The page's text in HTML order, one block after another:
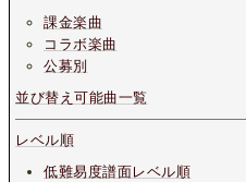
課金楽曲
コラボ楽曲
公募別
並び替え可能曲一覧
レベル順
低難易度譜面レベル順